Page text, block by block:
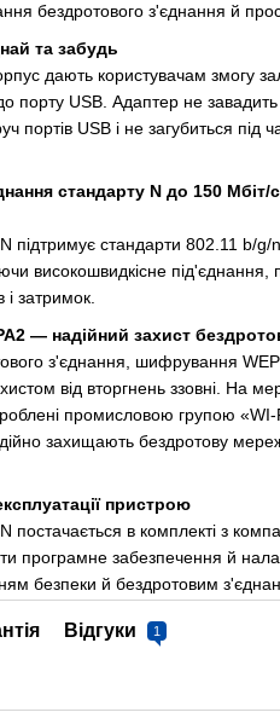
бездротового з'єднання й
та забудь
дають користувачам змогу
порту USB. Адаптер не
портів USB і не загубиться під
стандарту N до 150 Мбіт/
стандарти 802.11 b/g/
високошвидкісне під'єднання,
і затримок.
— надійний захист
з'єднання, шифрування
від вторгнень ззовні. На
промисловою групою
захищають бездротову
пристрою
в комплекті з
програмне забезпечення й
безпеки й бездротовим
Відгуки 1